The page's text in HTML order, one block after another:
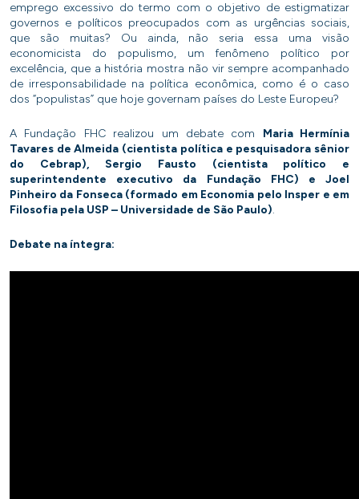
emprego excessivo do termo com o objetivo de estigmatizar
governos e políticos preocupados com as urgências sociais,
que são muitas? Ou ainda, não seria essa uma visão
economicista do populismo, um fenômeno político por
excelência, que a história mostra não vir sempre acompanhado
de irresponsabilidade na política econômica, como é o caso
dos “populistas” que hoje governam países do Leste Europeu?
A Fundação FHC realizou um debate com Maria Hermínia
Tavares de Almeida (cientista política e pesquisadora sênior
do Cebrap), Sergio Fausto (cientista político e
superintendente executivo da Fundação FHC) e Joel
Pinheiro da Fonseca (formado em Economia pelo Insper e em
Filosofia pela USP – Universidade de São Paulo).
Debate na íntegra: